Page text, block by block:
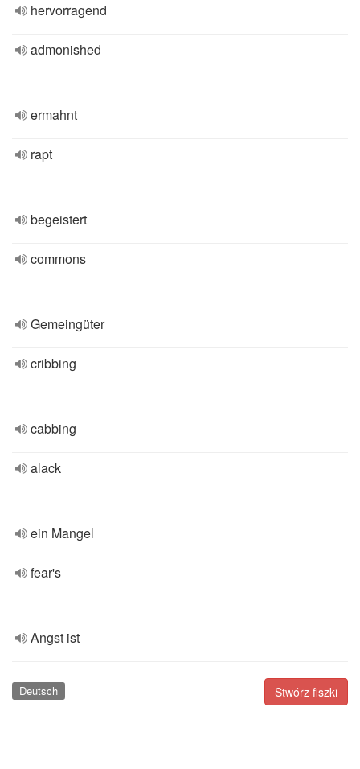
hervorragend
admonished
ermahnt
rapt
begeistert
commons
Gemeingüter
cribbing
cabbing
alack
ein Mangel
fear's
Angst ist
Stwórz fiszki
Deutsch